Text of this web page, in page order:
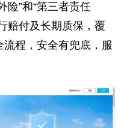
险”和“第三者责任
赔付及长期质保，覆
程，安全有兜底，服